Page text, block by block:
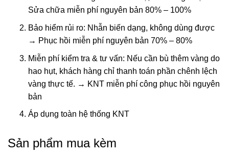
Sửa chữa miễn phí nguyên bản 80% – 100%
Bảo hiểm rủi ro: Nhẫn biến dạng, không dùng được
→ Phục hồi miễn phí nguyên bản 70% – 80%
Miễn phí kiểm tra & tư vấn: Nếu cần bù thêm vàng do
hao hụt, khách hàng chỉ thanh toán phần chênh lệch
vàng thực tế. → KNT miễn phí công phục hồi nguyên
bản
Áp dụng toàn hệ thống KNT
Sản phẩm mua kèm